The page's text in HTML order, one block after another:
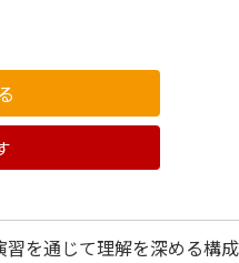
を通じて理解を深める構